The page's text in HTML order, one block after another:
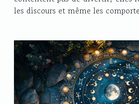
les discours et même les